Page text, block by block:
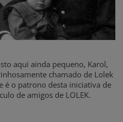
aqui ainda pequeno, Karol,
chamado de Lolek
é o patrono desta iniciativa de
de amigos de LOLEK.